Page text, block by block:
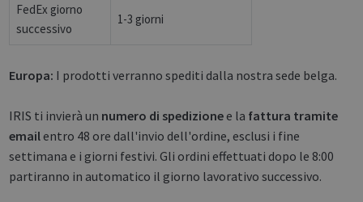
FedEx giorno
successivo
1-3 giorni
Europa: I prodotti verranno spediti dalla nostra sede belga.
IRIS ti invierà un numero di spedizione e la fattura tramite
email entro 48 ore dall'invio dell'ordine, esclusi i fine
settimana e i giorni festivi. Gli ordini effettuati dopo le 8:00
partiranno in automatico il giorno lavorativo successivo.